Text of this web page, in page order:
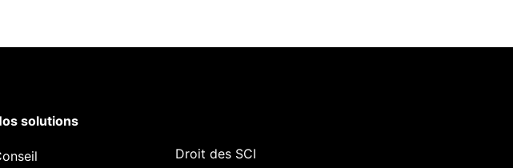
solutions
Droit des SCI